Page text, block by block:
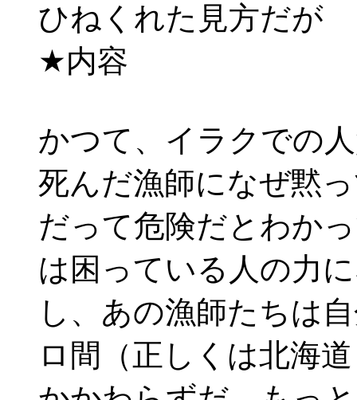
ひねくれた見方だが
★内容
かつて、イラクでの
死んだ漁師になぜ黙
だって危険だとわか
は困っている人の力
し、あの漁師たちは
ロ間（正しくは北海